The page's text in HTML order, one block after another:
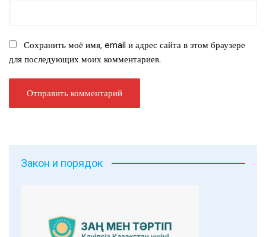
Сохранить моё имя, email и адрес сайта в этом браузере
для последующих моих комментариев.
Закон и порядок